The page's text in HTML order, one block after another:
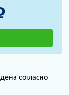
согласно